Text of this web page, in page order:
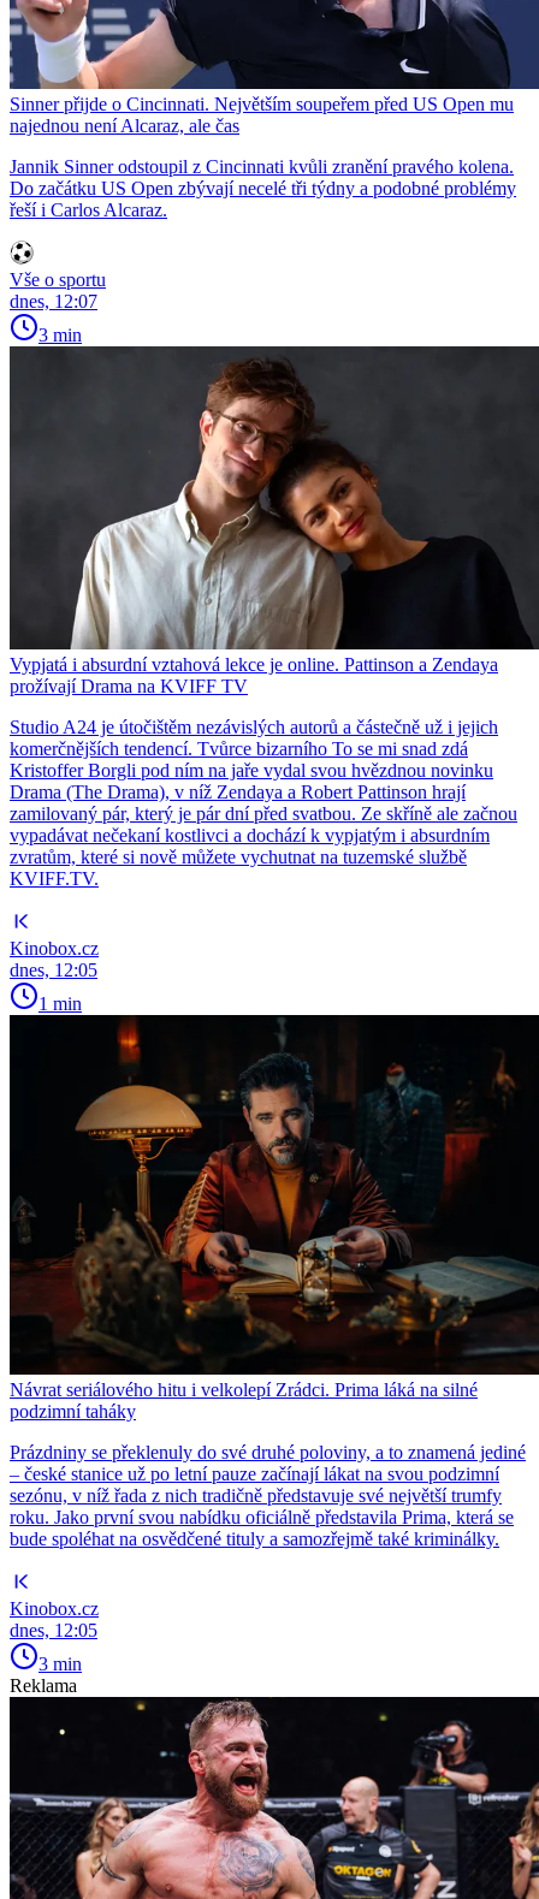
Sinner přijde o Cincinnati. Největším soupeřem před US Open mu
najednou není Alcaraz, ale čas
Jannik Sinner odstoupil z Cincinnati kvůli zranění pravého kolena.
Do začátku US Open zbývají necelé tři týdny a podobné problémy
řeší i Carlos Alcaraz.
Vše o sportu
dnes, 12:07
3 min
Vypjatá i absurdní vztahová lekce je online. Pattinson a Zendaya
prožívají Drama na KVIFF TV
Studio A24 je útočištěm nezávislých autorů a částečně už i jejich
komerčnějších tendencí. Tvůrce bizarního To se mi snad zdá
Kristoffer Borgli pod ním na jaře vydal svou hvězdnou novinku
Drama (The Drama), v níž Zendaya a Robert Pattinson hrají
zamilovaný pár, který je pár dní před svatbou. Ze skříně ale začnou
vypadávat nečekaní kostlivci a dochází k vypjatým i absurdním
zvratům, které si nově můžete vychutnat na tuzemské službě
KVIFF.TV.
Kinobox.cz
dnes, 12:05
1 min
Návrat seriálového hitu i velkolepí Zrádci. Prima láká na silné
podzimní taháky
Prázdniny se překlenuly do své druhé poloviny, a to znamená jediné
– české stanice už po letní pauze začínají lákat na svou podzimní
sezónu, v níž řada z nich tradičně představuje své největší trumfy
roku. Jako první svou nabídku oficiálně představila Prima, která se
bude spoléhat na osvědčené tituly a samozřejmě také kriminálky.
Kinobox.cz
dnes, 12:05
3 min
Reklama